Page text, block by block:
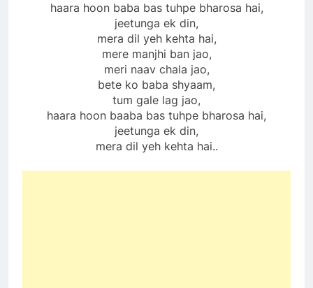
haara hoon baba bas tuhpe bharosa hai,
jeetunga ek din,
mera dil yeh kehta hai,
mere manjhi ban jao,
meri naav chala jao,
bete ko baba shyaam,
tum gale lag jao,
haara hoon baaba bas tuhpe bharosa hai,
jeetunga ek din,
mera dil yeh kehta hai..